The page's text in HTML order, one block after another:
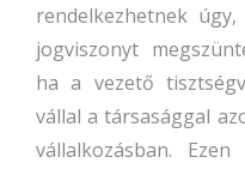
rendelkezhetnek
jogviszonyt
ha a vezető
vállal a társasággal
vállalkozásban.